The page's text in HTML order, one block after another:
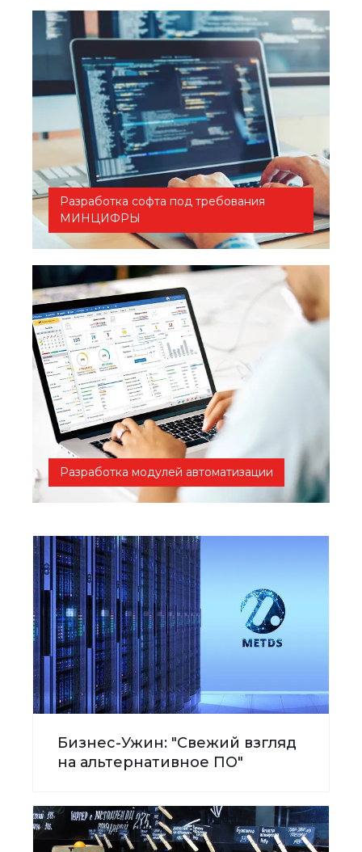
Разработка софта под требования
МИНЦИФРЫ
Разработка модулей автоматизации
Бизнес-Ужин: "Свежий взгляд
на альтернативное ПО"